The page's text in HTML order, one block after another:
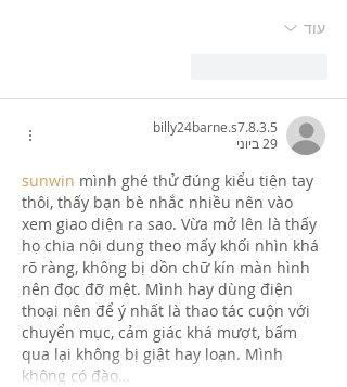
עוד
billy24barne.s7.8.3.5
29 ביוני
sunwin mình ghé thử đúng kiểu tiện tay
thôi, thấy bạn bè nhắc nhiều nên vào
xem giao diện ra sao. Vừa mở lên là thấy
họ chia nội dung theo mấy khối nhìn khá
rõ ràng, không bị dồn chữ kín màn hình
nên đọc đỡ mệt. Mình hay dùng điện
thoại nên để ý nhất là thao tác cuộn với
chuyển mục, cảm giác khá mượt, bấm
qua lại không bị giật hay loạn. Mình
không có đào…